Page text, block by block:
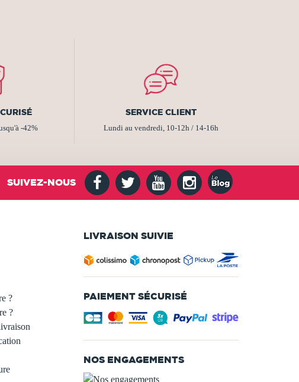
-42%
SERVICE CLIENT
Lundi au vendredi, 10-12h / 14-16h
SUIVEZ-NOUS
?
?
LIVRAISON SUIVIE
PAIEMENT SÉCURISÉ
NOS ENGAGEMENTS